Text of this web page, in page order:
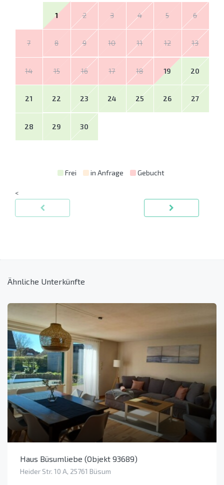
1 2 3 4 5 6
7 8 9 10 11 12 13
14 15 16 17 18 19 20
21 22 23 24 25 26 27
28 29 30
Frei in Anfrage Gebucht
<
Ähnliche Unterkünfte
Haus Büsumliebe (Objekt 93689)
Heider Str. 10 A, 25761 Büsum